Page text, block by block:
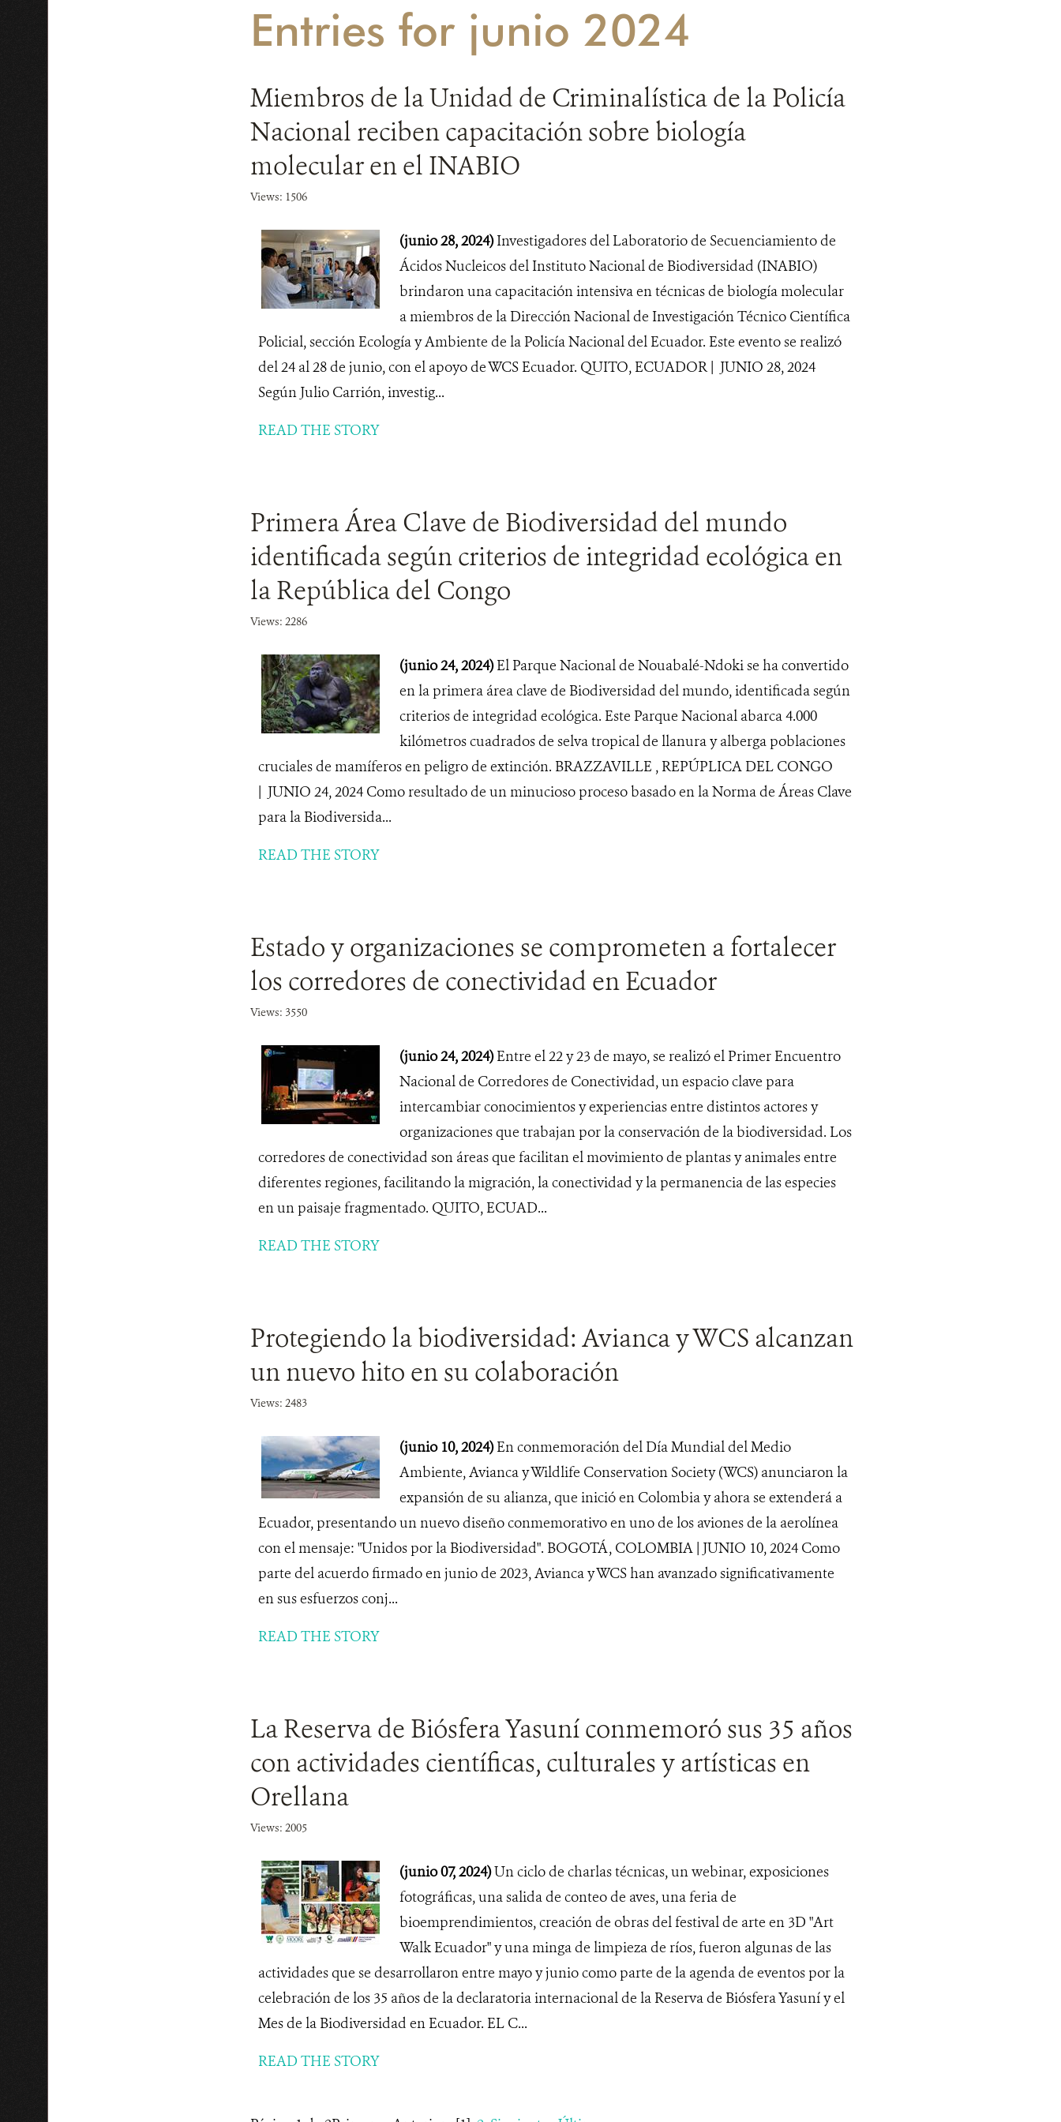
Entries for junio 2024
Miembros de la Unidad de Criminalística de la Policía
Nacional reciben capacitación sobre biología
molecular en el INABIO
Views: 1506
(junio 28, 2024)Investigadores del Laboratorio de Secuenciamiento de
Ácidos Nucleicos del Instituto Nacional de Biodiversidad (INABIO)
brindaron una capacitación intensiva en técnicas de biología molecular
a miembros de la Dirección Nacional de Investigación Técnico Científica
Policial, sección Ecología y Ambiente de la Policía Nacional del Ecuador. Este evento se realizó
del 24 al 28 de junio, con el apoyo de WCS Ecuador. QUITO, ECUADOR | JUNIO 28, 2024
Según Julio Carrión, investig...
READ THE STORY
Primera Área Clave de Biodiversidad del mundo
identificada según criterios de integridad ecológica en
la República del Congo
Views: 2286
(junio 24, 2024)El Parque Nacional de Nouabalé-Ndoki se ha convertido
en la primera área clave de Biodiversidad del mundo, identificada según
criterios de integridad ecológica. Este Parque Nacional abarca 4.000
kilómetros cuadrados de selva tropical de llanura y alberga poblaciones
cruciales de mamíferos en peligro de extinción. BRAZZAVILLE , REPÚPLICA DEL CONGO
| JUNIO 24, 2024 Como resultado de un minucioso proceso basado en la Norma de Áreas Clave
para la Biodiversida...
READ THE STORY
Estado y organizaciones se comprometen a fortalecer
los corredores de conectividad en Ecuador
Views: 3550
(junio 24, 2024)Entre el 22 y 23 de mayo, se realizó el Primer Encuentro
Nacional de Corredores de Conectividad, un espacio clave para
intercambiar conocimientos y experiencias entre distintos actores y
organizaciones que trabajan por la conservación de la biodiversidad. Los
corredores de conectividad son áreas que facilitan el movimiento de plantas y animales entre
diferentes regiones, facilitando la migración, la conectividad y la permanencia de las especies
en un paisaje fragmentado. QUITO, ECUAD...
READ THE STORY
Protegiendo la biodiversidad: Avianca y WCS alcanzan
un nuevo hito en su colaboración
Views: 2483
(junio 10, 2024)En conmemoración del Día Mundial del Medio
Ambiente, Avianca y Wildlife Conservation Society (WCS) anunciaron la
expansión de su alianza, que inició en Colombia y ahora se extenderá a
Ecuador, presentando un nuevo diseño conmemorativo en uno de los aviones de la aerolínea
con el mensaje: "Unidos por la Biodiversidad". BOGOTÁ, COLOMBIA | JUNIO 10, 2024 Como
parte del acuerdo firmado en junio de 2023, Avianca y WCS han avanzado significativamente
en sus esfuerzos conj...
READ THE STORY
La Reserva de Biósfera Yasuní conmemoró sus 35 años
con actividades científicas, culturales y artísticas en
Orellana
Views: 2005
(junio 07, 2024)Un ciclo de charlas técnicas, un webinar, exposiciones
fotográficas, una salida de conteo de aves, una feria de
bioemprendimientos, creación de obras del festival de arte en 3D "Art
Walk Ecuador" y una minga de limpieza de ríos, fueron algunas de las
actividades que se desarrollaron entre mayo y junio como parte de la agenda de eventos por la
celebración de los 35 años de la declaratoria internacional de la Reserva de Biósfera Yasuní y el
Mes de la Biodiversidad en Ecuador. EL C...
READ THE STORY